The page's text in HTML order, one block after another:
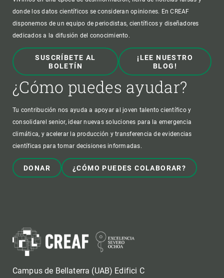
donde los datos científicos se consideran opiniones. En CREAF
disponemos de un equipo de periodistas, científicos y diseñadores
dedicados a la difusión del conocimiento.
SUSCRÍBETE AL
BOLETÍN
¡LEE NUESTRO
BLOG!
¿Cómo puedes ayudar?
Tu contribución nos ayuda a apoyar al joven talento científico y
consolidarel senior, idear nuevas soluciones para la emergencia
climática, y acelerar la producción y transferencia de evidencias
científicas para tomar decisiones informadas.
DONAR ¿CÓMO PUEDES COLABORAR?
Campus de Bellaterra (UAB) Edifici C